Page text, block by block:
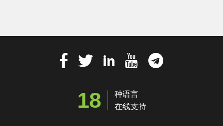
18
种语言
在线支持